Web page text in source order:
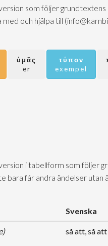
som följer
med och hjälpa till
ὑμᾶς
er
τύπον
exempel
i tabellform som följer
bara får andra ändelser utan
Svenska
så att, så